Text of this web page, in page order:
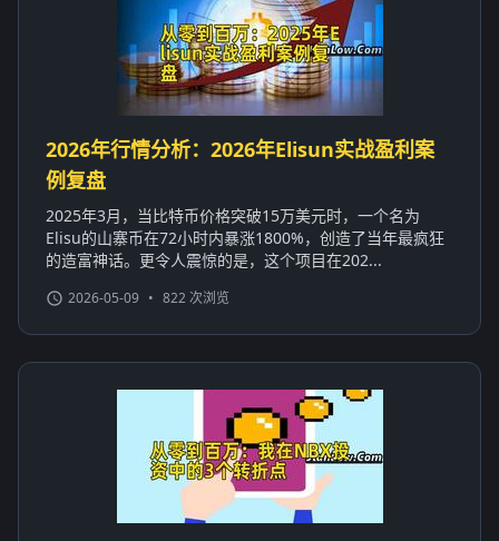
2026年行情分析：2026年Elisun实战盈利案
例复盘
2025年3月，当比特币价格突破15万美元时，一个名为
Elisu的山寨币在72小时内暴涨1800%，创造了当年最疯狂
的造富神话。更令人震惊的是，这个项目在202...
2026-05-09 • 822 次浏览